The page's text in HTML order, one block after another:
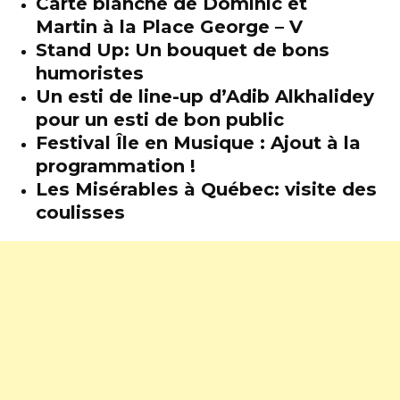
Martin à la Place George – V
Stand Up: Un bouquet de bons
humoristes
Un esti de line-up d’Adib Alkhalidey
pour un esti de bon public
Festival Île en Musique : Ajout à la
programmation !
Les Misérables à Québec: visite des
coulisses